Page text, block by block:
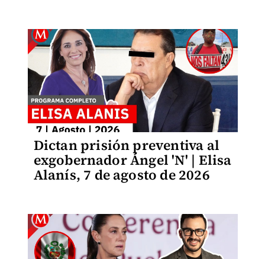
Dictan prisión preventiva al
exgobernador Ángel 'N' | Elisa
Alanís, 7 de agosto de 2026